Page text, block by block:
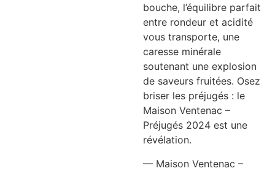
bouche, l’équilibre parfait
entre rondeur et acidité
vous transporte, une
caresse minérale
soutenant une explosion
de saveurs fruitées. Osez
briser les préjugés : le
Maison Ventenac –
Préjugés 2024 est une
révélation.
— Maison Ventenac –